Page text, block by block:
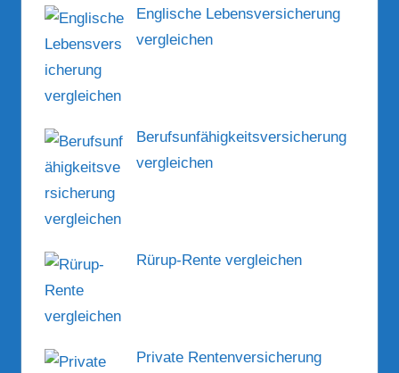
Englische Lebensversicherung
vergleichen
Berufsunfähigkeitsversicherung
vergleichen
Rürup-Rente vergleichen
Private Rentenversicherung